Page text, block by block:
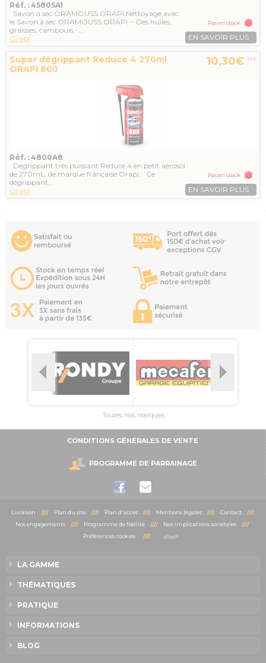
Réf. : 45805A1
Savon à sec ORAMOUSS ORAPI Nettoyage avec
le Savon à sec ORAMOUSS ORAPI :- Des huiles,
graisses, cambouis.-...
Orapi
Pas en stock
EN SAVOIR PLUS
Super dégrippant Reduce 4 270ml
ORAPI 800
10,30€ TTC
Réf. : 4800A8
Degrippant très puissant Reduce 4 en petit aérosol
de 270mL, de marque française Orapi. Ce
dégrippant...
Orapi
Pas en stock
EN SAVOIR PLUS
Toutes nos marques
CONDITIONS GÉNÉRALES DE VENTE
PROGRAMME DE PARRAINAGE
Livraison //// Plan du site //// Plan d'accès //// Mentions légales //// Contact ////
Nos engagements//// Programme de fidélité//// Nos implications sociétales////
Préférences cookies
////
LA GAMME
THÉMATIQUES
PRATIQUE
INFORMATIONS
BLOG